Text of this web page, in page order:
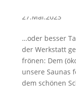
27.Mai.2023
…oder besser
der Werkstatt
frönen: Dem
unsere Saunas
dem schönen